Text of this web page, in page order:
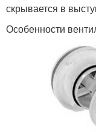
скрывается в
Особенности